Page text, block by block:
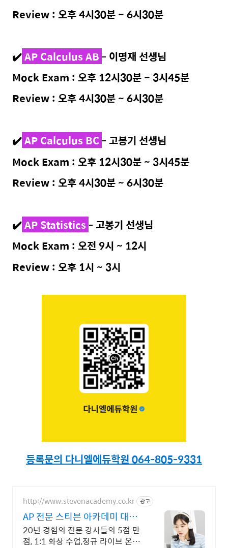
Review : 오후 4시30분 ~ 6시30분
✔️AP Calculus AB - 이명재 선생님
Mock Exam : 오후 12시30분 ~ 3시45분
Review : 오후 4시30분 ~ 6시30분
✔️AP Calculus BC- 고봉기 선생님
Mock Exam : 오후 12시30분 ~ 3시45분
Review : 오후 4시30분 ~ 6시30분
✔️AP Statistics- 고봉기 선생님
Mock Exam : 오전 9시 ~ 12시
Review : 오후 1시 ~ 3시
등록문의 다니엘에듀학원 064-805-9331
http://www.stevenacademy.co.kr 광고
AP 전문 스티븐 아카데미 대치
동 포함 세계 최고강사진
20년 경험의 전문 강사들의 5점 만
점, 1:1 화상 수업,정규 라이브 온라